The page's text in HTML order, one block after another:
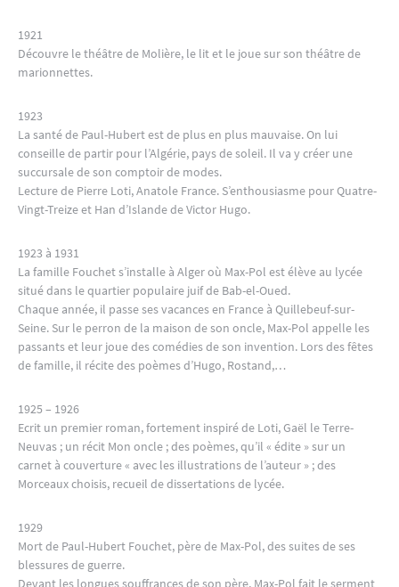
1921
Découvre le théâtre de Molière, le lit et le joue sur son théâtre de
marionnettes.
1923
La santé de Paul-Hubert est de plus en plus mauvaise. On lui
conseille de partir pour l’Algérie, pays de soleil. Il va y créer une
succursale de son comptoir de modes.
Lecture de Pierre Loti, Anatole France. S’enthousiasme pour Quatre-
Vingt-Treize et Han d’Islande de Victor Hugo.
1923 à 1931
La famille Fouchet s’installe à Alger où Max-Pol est élève au lycée
situé dans le quartier populaire juif de Bab-el-Oued.
Chaque année, il passe ses vacances en France à Quillebeuf-sur-
Seine. Sur le perron de la maison de son oncle, Max-Pol appelle les
passants et leur joue des comédies de son invention. Lors des fêtes
de famille, il récite des poèmes d’Hugo, Rostand,…
1925 – 1926
Ecrit un premier roman, fortement inspiré de Loti, Gaël le Terre-
Neuvas ; un récit Mon oncle ; des poèmes, qu’il « édite » sur un
carnet à couverture « avec les illustrations de l’auteur » ; des
Morceaux choisis, recueil de dissertations de lycée.
1929
Mort de Paul-Hubert Fouchet, père de Max-Pol, des suites de ses
blessures de guerre.
Devant les longues souffrances de son père, Max-Pol fait le serment